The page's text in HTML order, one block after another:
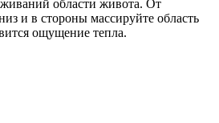
области живота. От
и в стороны массируйте область
ощущение тепла.